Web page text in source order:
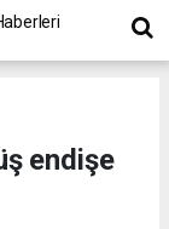
endişe